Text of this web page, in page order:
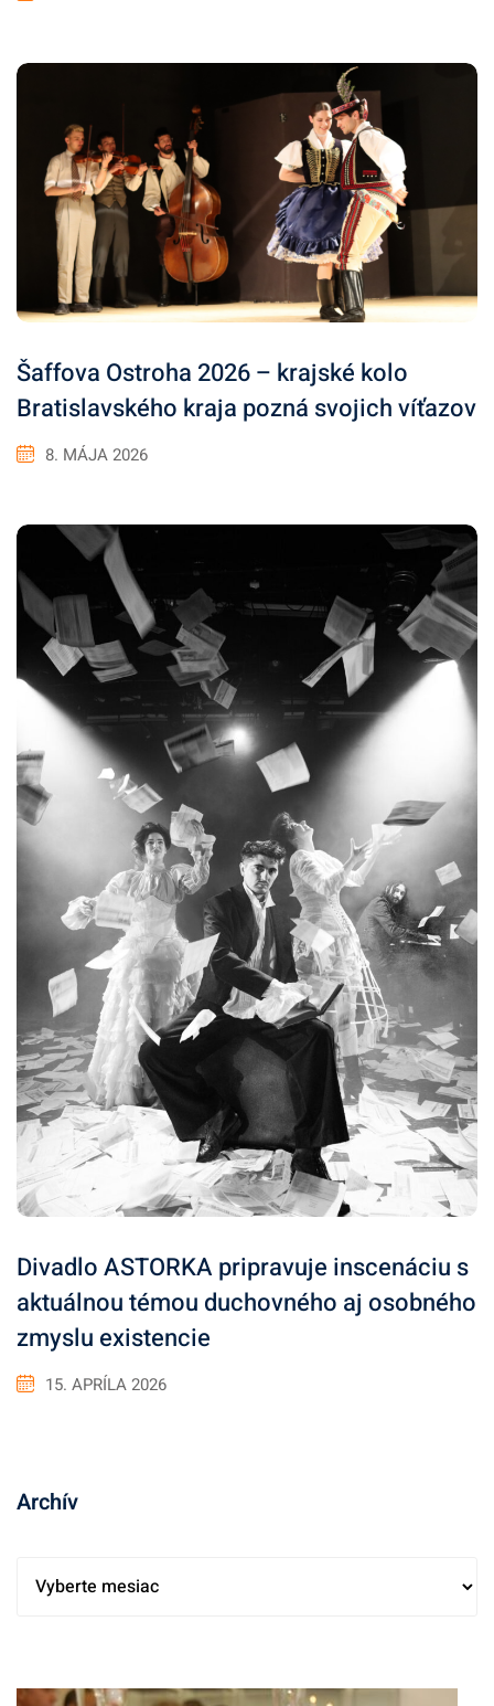
Šaffova Ostroha 2026 – krajské kolo
Bratislavského kraja pozná svojich víťazov
8. MÁJA 2026
Divadlo ASTORKA pripravuje inscenáciu s
aktuálnou témou duchovného aj osobného
zmyslu existencie
15. APRÍLA 2026
Archív
í